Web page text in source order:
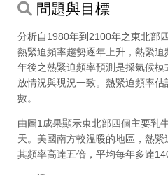
問題與目標
分析自1980年到2100年之東北部
熱緊迫頻率趨勢逐年上升，熱緊
年後之熱緊迫頻率預測是採氣候
放情況與現況一致。熱緊迫頻率
數。
由圖1成果顯示東北部四個主要乳
天。美國南方較溫暖的地區，熱緊
其頻率高達五倍，平均每年多達